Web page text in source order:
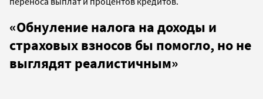
«Обнуление налога на доходы и
страховых взносов бы помогло, но не
выглядят реалистичным»